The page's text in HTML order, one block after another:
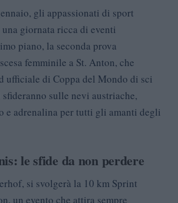
gli appassionati di sport
giornata ricca di eventi
piano, la seconda prova
femminile a St. Anton, che
ufficiale di Coppa del Mondo di sci
sulle nevi austriache,
e adrenalina per tutti gli amanti degli
le sfide da non perdere
si svolgerà la 10 km Sprint
un evento che attira sempre